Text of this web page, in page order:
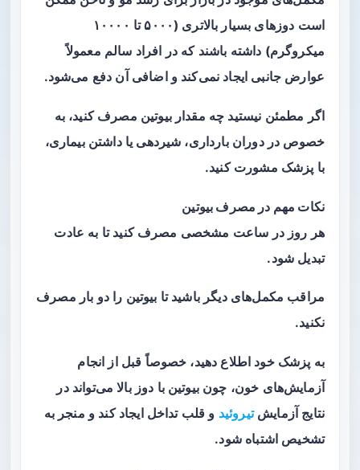
است دوزهای بسیار بالاتری (۵۰۰۰ تا ۱۰۰۰۰
میکروگرم) داشته باشند که در افراد سالم معمولاً
عوارض جانبی ایجاد نمی‌کند و اضافی آن دفع می‌شود.
اگر مطمئن نیستید چه مقدار بیوتین مصرف کنید، به
خصوص در دوران بارداری، شیردهی یا داشتن بیماری،
با پزشک مشورت کنید.
نکات مهم در مصرف بیوتین
هر روز در ساعت مشخصی مصرف کنید تا به عادت
تبدیل شود.
مراقب مکمل‌های دیگر باشید تا بیوتین را دو بار مصرف
نکنید.
به پزشک خود اطلاع دهید، خصوصاً قبل از انجام
آزمایش‌های خون، چون بیوتین با دوز بالا می‌تواند در
نتایج آزمایشتیروئید و قلب تداخل ایجاد کند و منجر به
تشخیص اشتباه شود.